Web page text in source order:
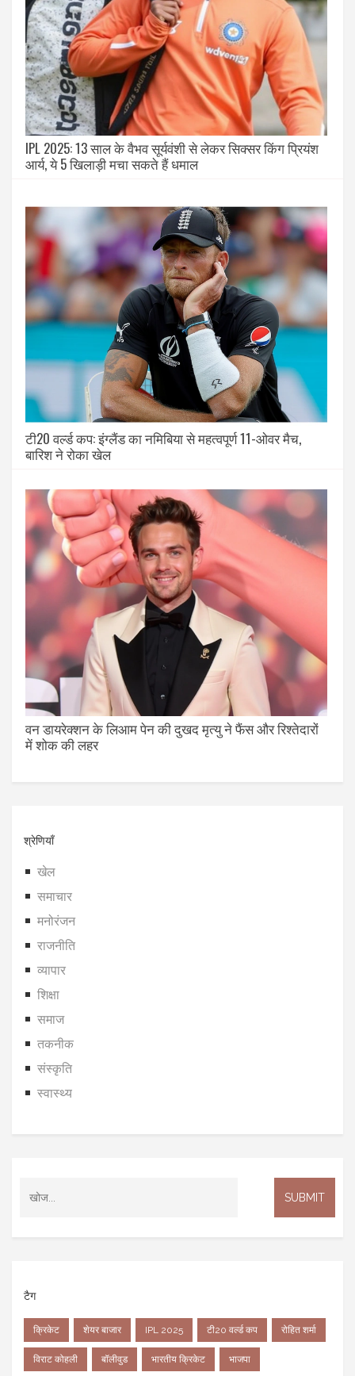
IPL 2025: 13 साल के वैभव सूर्यवंशी से लेकर सिक्सर किंग प्रियंश
आर्य, ये 5 खिलाड़ी मचा सकते हैं धमाल
टी20 वर्ल्ड कप: इंग्लैंड का नमिबिया से महत्वपूर्ण 11-ओवर मैच,
बारिश ने रोका खेल
वन डायरेक्शन के लिआम पेन की दुखद मृत्यु ने फैंस और रिश्तेदारों
में शोक की लहर
श्रेणियाँ
खेल
समाचार
मनोरंजन
राजनीति
व्यापार
शिक्षा
समाज
तकनीक
संस्कृति
स्वास्थ्य
टैग
क्रिकेट शेयर बाजार IPL 2025 टी20 वर्ल्ड कप रोहित शर्मा
विराट कोहली बॉलीवुड भारतीय क्रिकेट भाजपा